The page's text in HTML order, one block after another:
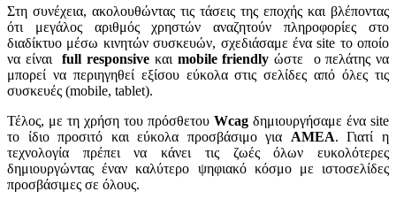
Στη συνέχεια, ακολουθώντας τις τάσεις της εποχής και βλέποντας
ότι μεγάλος αριθμός χρηστών αναζητούν πληροφορίες στο
διαδίκτυο μέσω κινητών συσκευών, σχεδιάσαμε ένα site το οποίο
να είναιfull responsive και mobile friendly ώστε ο πελάτης να
μπορεί να περιηγηθεί εξίσου εύκολα στις σελίδες από όλες τις
συσκευές (mobile, tablet).
Τέλος, με τη χρήση του πρόσθετου Wcag δημιουργήσαμε ένα site
το ίδιο προσιτό και εύκολα προσβάσιμο για ΑΜΕΑ. Γιατί η
τεχνολογία πρέπει να κάνει τις ζωές όλων ευκολότερες
δημιουργώντας έναν καλύτερο ψηφιακό κόσμο με ιστοσελίδες
προσβάσιμες σε όλους.